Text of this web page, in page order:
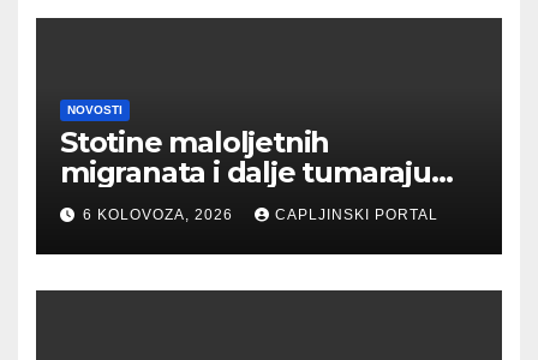
NOVOSTI
Stotine maloljetnih
migranata i dalje tumaraju
ulicama Ceute
6 KOLOVOZA, 2026 CAPLJINSKI PORTAL